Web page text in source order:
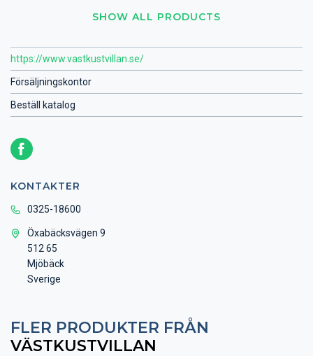
SHOW ALL PRODUCTS
https://www.vastkustvillan.se/
Försäljningskontor
Beställ katalog
KONTAKTER
0325-18600
Öxabäcksvägen 9
512 65
Mjöbäck
Sverige
FLER PRODUKTER FRÅN
VÄSTKUSTVILLAN